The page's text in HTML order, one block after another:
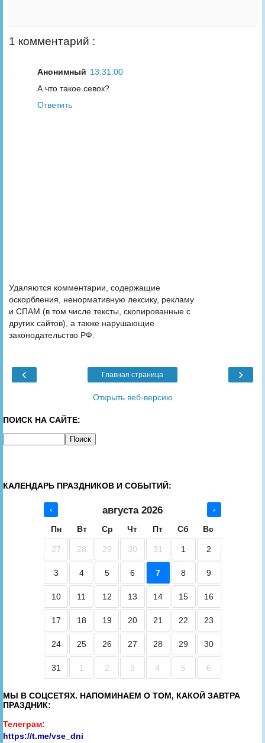
1 комментарий :
Анонимный 13:31:00
А что такое севок?
Ответить
Удаляются комментарии, содержащие
оскорбления, ненормативную лексику, рекламу
и СПАМ (в том числе тексты, скопированные с
других сайтов), а также нарушающие
законодательство РФ.
‹ ›
Главная страница
Открыть веб-версию
ПОИСК НА САЙТЕ:
КАЛЕНДАРЬ ПРАЗДНИКОВ И СОБЫТИЙ:
‹ августа 2026 ›
Пн Вт Ср Чт Пт Сб Вс
27 28 29 30 31 1 2
3 4 5 6 7 8 9
10 11 12 13 14 15 16
17 18 19 20 21 22 23
24 25 26 27 28 29 30
31 1 2 3 4 5 6
МЫ В СОЦСЕТЯХ. НАПОМИНАЕМ О ТОМ, КАКОЙ ЗАВТРА
ПРАЗДНИК:
Телеграм:
https://t.me/vse_dni